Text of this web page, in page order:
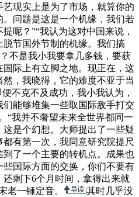
现实上是为了市场，就算你的
问题是这是一个机缘，我们若
呢？”“我认为这对中国来说，
节国外节制的机缘。我们搞
不是我小我要拿几多钱，要获
际上有立脚之地。现正在，这
，我晓得，它的难度不亚于当
不克不及成功，我小我认为，
能够堆集一些取国际敌手打交
“我并不奢望未来全世界都同一
是个幻想。大师提出了一些疑
有第一次，我同意研究院提尺
了一个主要的转机点。成果也
国际方面的交换，你们不要有
剩下6个月时间，拿得出来就
老一锤定音。
其时几乎没